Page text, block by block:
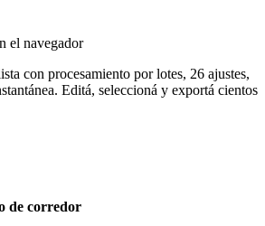
el navegador
con procesamiento por lotes, 26 ajustes,
Editá, seleccioná y exportá cientos
de corredor